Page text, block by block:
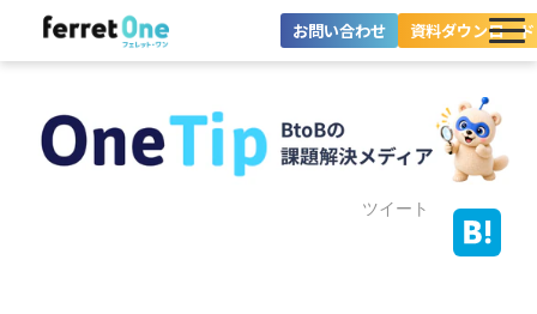
お問い合わせ 資料ダウンロード
ツール・機能一覧
ツイート